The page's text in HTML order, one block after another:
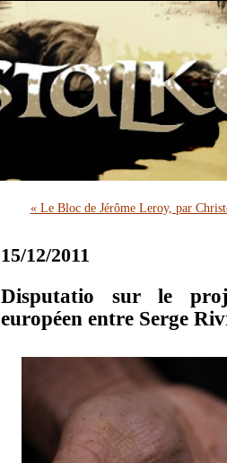
« Le Bloc de Jérôme Leroy, par
15/12/2011
Disputatio sur le
européen entre Serge